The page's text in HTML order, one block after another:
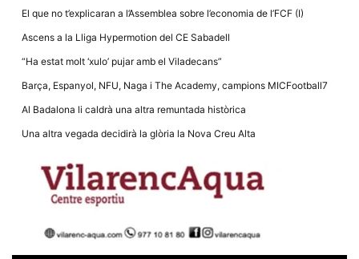
El que no t’explicaran a l’Assemblea sobre l’economia de l’FCF (I)
Ascens a la Lliga Hypermotion del CE Sabadell
“Ha estat molt ‘xulo’ pujar amb el Viladecans”
Barça, Espanyol, NFU, Naga i The Academy, campions MICFootball7
Al Badalona li caldrà una altra remuntada històrica
Una altra vegada decidirà la glòria la Nova Creu Alta
Estadístiques
dades
de manera
del lloc web
la funcionalitat
Alguns